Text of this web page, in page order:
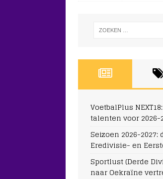
VoetbalPlus
talenten voor 2026-
Seizoen 2026-
Eredivisie- en
Sportlust (Derde
naar Oekraïne